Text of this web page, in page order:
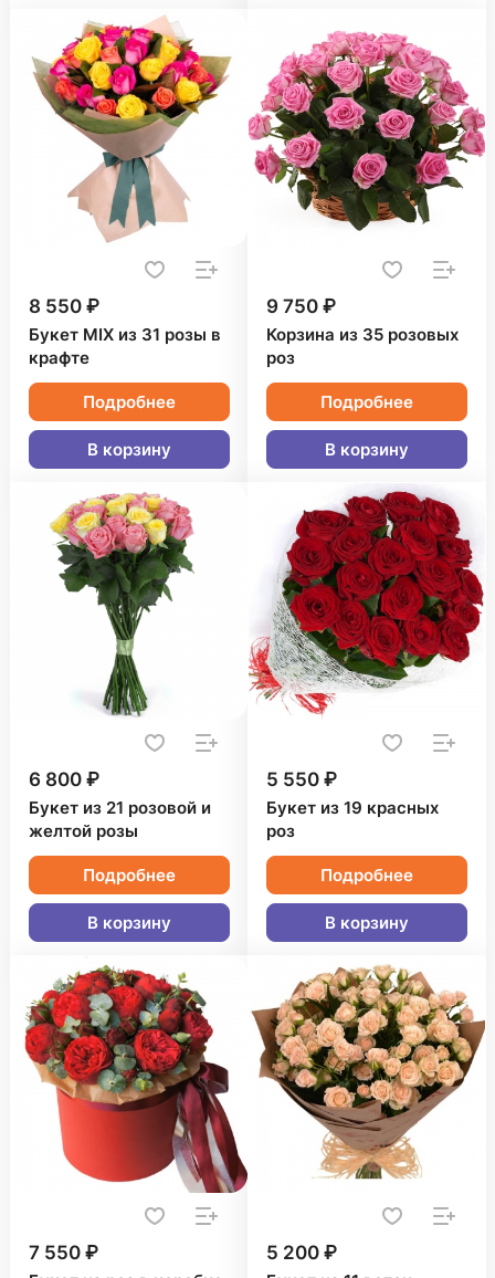
8 550 ₽
Букет MIX из 31 розы в
крафте
Подробнее
В корзину
9 750 ₽
Корзина из 35 розовых
роз
Подробнее
В корзину
6 800 ₽
Букет из 21 розовой и
желтой розы
Подробнее
В корзину
5 550 ₽
Букет из 19 красных
роз
Подробнее
В корзину
7 550 ₽ 5 200 ₽